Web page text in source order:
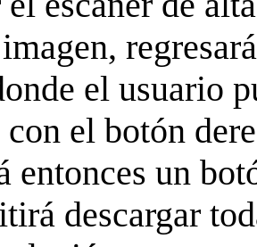
el usuario
con el botón
entonces un
descargar